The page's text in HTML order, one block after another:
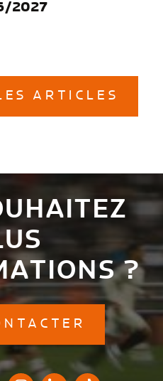
2027
ARTICLES
?